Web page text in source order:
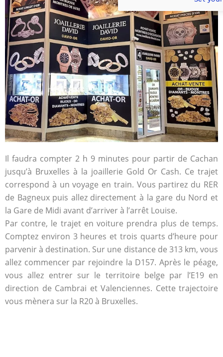
Il faudra compter 2 h 9 minutes pour partir de Cachan
jusqu’à Bruxelles à la joaillerie Gold Or Cash. Ce trajet
correspond à un voyage en train. Vous partirez du RER
de Bagneux puis allez directement à la gare du Nord et
la Gare de Midi avant d’arriver à l’arrêt Louise.
Par contre, le trajet en voiture prendra plus de temps.
Comptez environ 3 heures et trois quarts d’heure pour
parvenir à destination. Sur une distance de 313 km, vous
allez commencer par rejoindre la D157. Après le péage,
vous allez entrer sur le territoire belge par l’E19 en
direction de Cambrai et Valenciennes. Cette trajectoire
vous mènera sur la R20 à Bruxelles.